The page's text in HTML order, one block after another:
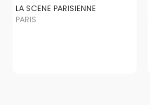
LA SCENE PARISIENNE
PARIS